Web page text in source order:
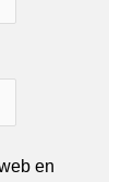
en